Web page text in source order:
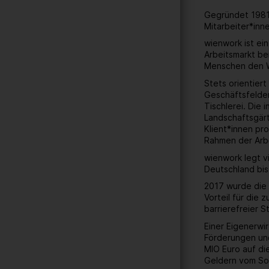
Gegründet
wienwork ist
Arbeitsmarkt
Menschen den
Stets orientiert
Tischlerei. Die
Klient*innen
Rahmen der
wienwork legt
Deutschland
2017 wurde
Vorteil für die
barrierefreier
Einer
Förderungen
MIO Euro auf
Geldern vom